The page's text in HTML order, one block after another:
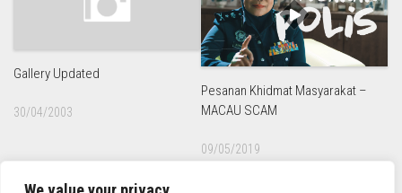
Gallery Updated
30/04/2003
Pesanan Khidmat Masyarakat –
MACAU SCAM
09/05/2019